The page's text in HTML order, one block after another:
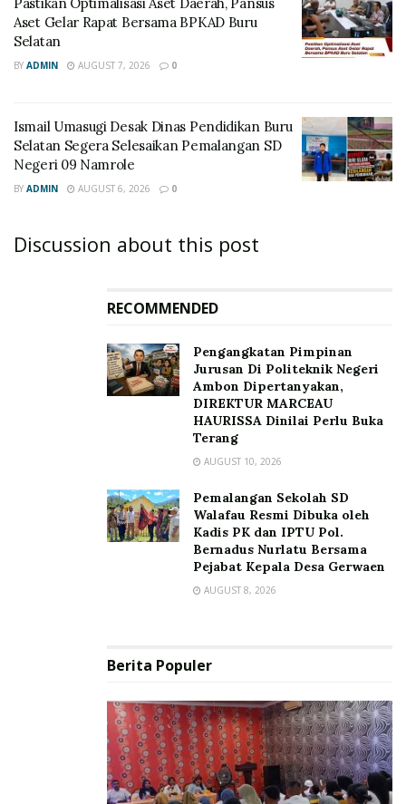
Aset Gelar Rapat Bersama BPKAD Buru
Selatan
BY ADMIN AUGUST 7, 2026 0
Ismail Umasugi Desak Dinas Pendidikan Buru
Selatan Segera Selesaikan Pemalangan SD
Negeri 09 Namrole
BY ADMIN AUGUST 6, 2026 0
Discussion about this post
RECOMMENDED
Pengangkatan Pimpinan
Jurusan Di Politeknik Negeri
Ambon Dipertanyakan,
DIREKTUR MARCEAU
HAURISSA Dinilai Perlu Buka
Terang
AUGUST 10, 2026
Pemalangan Sekolah SD
Walafau Resmi Dibuka oleh
Kadis PK dan IPTU Pol.
Bernadus Nurlatu Bersama
Pejabat Kepala Desa Gerwaen
AUGUST 8, 2026
Berita Populer